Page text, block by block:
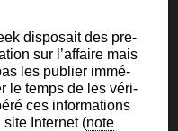
dis­po­sait des pre­
sur l’affaire mais
les publier immé­
le temps de les véri­
ces infor­ma­tions
Inter­net (note